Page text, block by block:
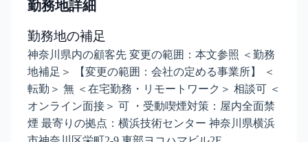
勤務地詳細
勤務地の補足
神奈川県内の顧客先 変更の範囲：本文参照 ＜勤務
地補足＞ 【変更の範囲：会社の定める事業所】 ＜
転勤＞ 無 ＜在宅勤務・リモートワーク＞ 相談可 ＜
オンライン面接＞ 可 ・受動喫煙対策：屋内全面禁
煙 最寄りの拠点：横浜技術センター 神奈川県横浜